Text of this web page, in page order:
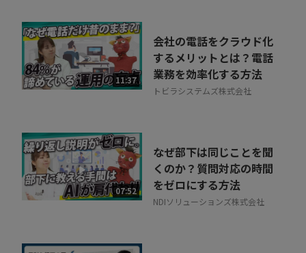
11:37
会社の電話をクラウド化
するメリットとは？電話
業務を効率化する方法
トビラシステムズ株式会社
07:52
なぜ部下は同じことを聞
くのか？質問対応の時間
をゼロにする方法
NDIソリューションズ株式会社